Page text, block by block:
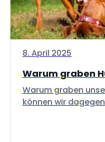
8. April 2025
Warum graben
Warum graben
können wir